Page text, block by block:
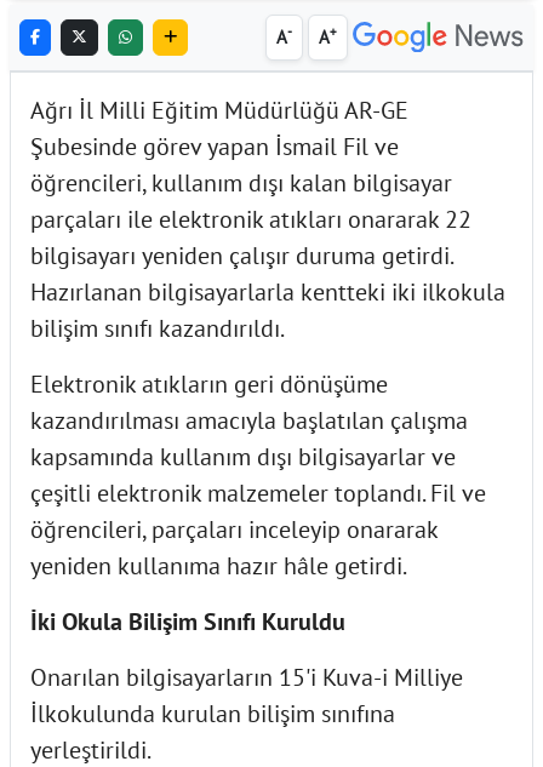
A- A+
Ağrı İl Milli Eğitim Müdürlüğü AR-GE
Şubesinde görev yapan İsmail Fil ve
öğrencileri, kullanım dışı kalan bilgisayar
parçaları ile elektronik atıkları onararak 22
bilgisayarı yeniden çalışır duruma getirdi.
Hazırlanan bilgisayarlarla kentteki iki ilkokula
bilişim sınıfı kazandırıldı.
Elektronik atıkların geri dönüşüme
kazandırılması amacıyla başlatılan çalışma
kapsamında kullanım dışı bilgisayarlar ve
çeşitli elektronik malzemeler toplandı. Fil ve
öğrencileri, parçaları inceleyip onararak
yeniden kullanıma hazır hâle getirdi.
İki Okula Bilişim Sınıfı Kuruldu
Onarılan bilgisayarların 15'i Kuva-i Milliye
İlkokulunda kurulan bilişim sınıfına
yerleştirildi.